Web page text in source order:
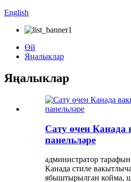
English
Өй
Яңалыклар
Яңалыклар
Сату өчен
панельләре
администратор
Канада стиле
ябыштырылган койма,